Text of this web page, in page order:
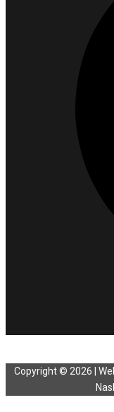
Copyright © 2026 |